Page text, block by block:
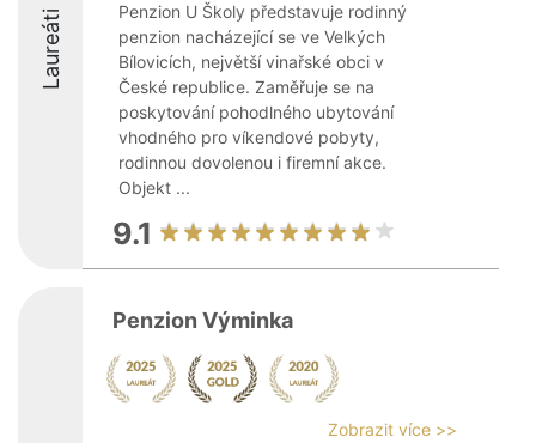
Laureáti
Penzion U Školy představuje rodinný
penzion nacházející se ve Velkých
Bílovicích, největší vinařské obci v
České republice. Zaměřuje se na
poskytování pohodlného ubytování
vhodného pro víkendové pobyty,
rodinnou dovolenou i firemní akce.
Objekt ...
9.1
Penzion Výminka
Zobrazit více >>